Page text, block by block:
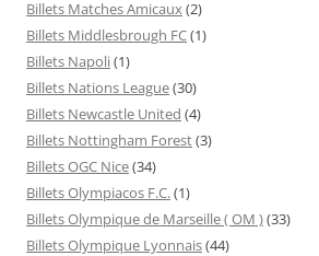
Billets Matches Amicaux(2)
Billets Middlesbrough FC(1)
Billets Napoli(1)
Billets Nations League(30)
Billets Newcastle United (4)
Billets Nottingham Forest(3)
Billets OGC Nice(34)
Billets Olympiacos F.C.(1)
Billets Olympique de Marseille ( OM )(33)
Billets Olympique Lyonnais(44)